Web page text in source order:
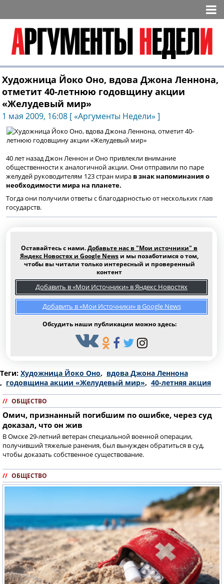
Художница Йоко Оно, вдова Джона Леннона,
отметит 40-летнюю годовщину акции
«Желудевый мир»
1 мая 2009, 16:08 [ «Аргументы Недели» ]
40 лет назад Джон Леннон и Оно привлекли внимание
общественности к аналогичной акции. Они отправили по паре
желудей руководителям 123 стран мира в знак напоминания о
необходимости мира на планете.
Тогда они получили ответы с благодарностью от нескольких глав
государств.
Оставайтесь с нами.Добавьте нас в "Мои источники" в
Яндекс Новостях и Google News и мы позаботимся о том,
чтобы вы читали только интересный и проверенный
контент
Добавить в «Мои Источники» в Яндекс Новостях
Добавить в «Мои Источники» в Google News
Обсудить наши публикации можно здесь:
Теги: Художница Йоко Оно, вдова Джона Леннона
, годовщина акции «Желудевый мир», 40-летняя акция
// ОБЩЕСТВО
Омич, признанный погибшим по ошибке, через суд
доказал, что он жив
В Омске 29-летний ветеран специальной военной операции,
получивший тяжелые ранения, был вынужден обратиться в суд,
чтобы доказать собственное существование.
// ОБЩЕСТВО